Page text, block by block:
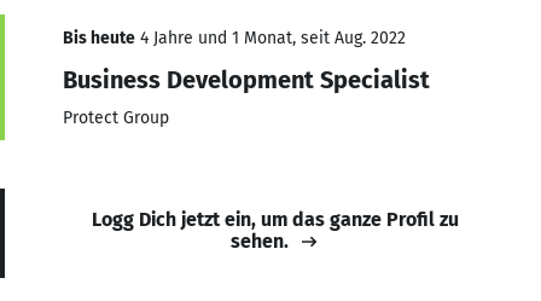
Bis heute 4 Jahre und 1 Monat, seit Aug. 2022
Business Development Specialist
Protect Group
Logg Dich jetzt ein, um das ganze Profil zu
sehen.